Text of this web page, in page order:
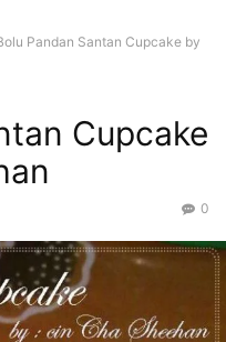
Pandan Santan Cupcake by
Cupcake
0